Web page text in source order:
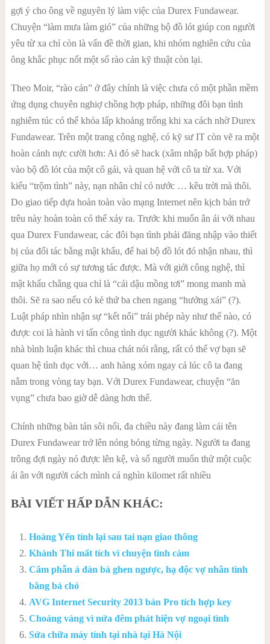
gợi ý cho ông về nguyên lý làm việc của Durex Fundawear.
Chuyện “làm mưa làm gió” của những bộ đồ lót giúp con người
yêu từ xa chỉ còn là vấn đề thời gian, khi nhóm nghiên cứu của
ông khắc phục nốt một số rào cản kỹ thuật còn lại.
Theo Moir, “rào cản” ở đây chính là việc chưa có một phần mềm
ứng dụng chuyên nghiợ chồng hợp pháp, những đôi bạn tình
nghiêm túc có thể khỏa lấp khoảng trống khi xa cách nhờ Durex
Fundawear. Trên một trang công nghệ, có kỹ sư IT còn vẽ ra một
hoàn cảnh nực cười hơn: Ai đó sẽ hack (xâm nhập bất hợp pháp)
vào bộ đồ lót của một cô gái, và quan hệ với cô ta từ xa. Với
kiểu “trộm tình” này, nạn nhân chỉ có nước … kêu trời mà thôi.
Do giao tiếp dựa hoàn toàn vào mạng Internet nên kịch bản trớ
trêu này hoàn toàn có thể xảy ra. Trước khi muốn ân ái với nhau
qua Durex Fundawear, các đôi bạn tình phải đăng nhập vào thiết
bị của đối tác bằng mật khẩu, để hai bộ đồ lót đó nhận nhau, thì
giữa họ mới có sự tương tác được. Mà với giới công nghệ, thì
mật khẩu chẳng qua chỉ là “cái dậu mồng tơi” mong manh mà
thôi. Sẽ ra sao nếu có kẻ thứ ba chen ngang “hưởng xái” (?).
Luật pháp nhìn nhận sự “kết nối” trái phép này như thế nào, có
được coi là hành vi tấn công tình dục người khác không (?). Một
nhà bình luận khác thì chua chát nói rằng, rất có thể vợ bạn sẽ
quan hệ tình dục với… anh hàng xóm ngay cả lúc cô ta đang
nằm trong vòng tay bạn. Với Durex Fundawear, chuyện “ăn
vụng” chưa bao giờ dễ dàng hơn thế.
Chính những bàn tán sôi nổi, đa chiều này đang làm cái tên
Durex Fundawear trở lên nóng bỏng từng ngày. Người ta đang
trông đợi ngày nó được lên kệ, và số người muốn thử một cuộc
ái ân với người cách mình cả nghìn kilomet rất nhiều
BÀI VIẾT HẤP DẪN KHÁC:
Hoàng Yến tỉnh lại sau tai nạn giao thông
Khánh Thi mất tích vì chuyện tình cảm
Căm phẫn ả đàn bà ghen ngược, hạ độc vợ nhân tình
bằng bả chó
AVG Internet Security 2013 bản Pro tích hợp key
Choáng váng vì nửa đêm phát hiện vợ ngoại tình
Sửa chữa máy tính tại nhà tại Hà Nội